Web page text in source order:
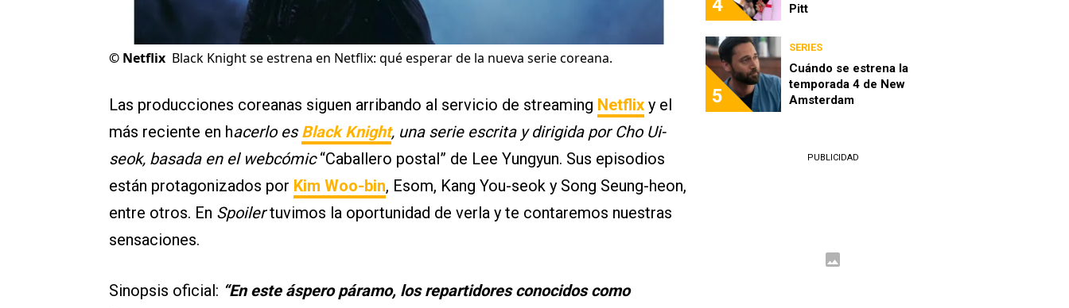
© Netflix Black Knight se estrena en Netflix: qué esperar de la nueva serie coreana.
Las producciones coreanas siguen arribando al servicio de streaming Netflix y el
más reciente en hacerlo esBlack Knight, una serie escrita y dirigida por Cho Ui-
seok, basada en el webcómic“Caballero postal” de Lee Yungyun. Sus episodios
están protagonizados por Kim Woo-bin, Esom, Kang You-seok y Song Seung-heon,
entre otros. En Spoilertuvimos la oportunidad de verla y te contaremos nuestras
sensaciones.
Sinopsis oficial: “En este áspero páramo, los repartidores conocidos como
4 Pitt
5
SERIES
Cuándo se estrena la
temporada 4 de New
Amsterdam
PUBLICIDAD